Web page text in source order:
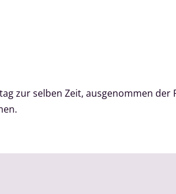
zur selben Zeit, ausgenommen der